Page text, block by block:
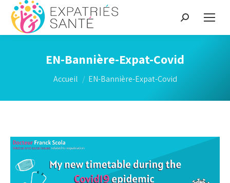
Recherche
:
EN-Bannière-Expat-Covid
Vous êtes ici :
Accueil EN-Bannière-Expat-Covid